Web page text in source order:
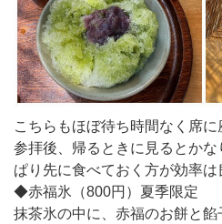
こちらもほぼ待ち時間なく席
参拝後、帰るときに見るとか
ぱり先に食べておく方が効率は
◆赤福氷（800円）夏季限定
抹茶氷の中に、赤福のお餅と